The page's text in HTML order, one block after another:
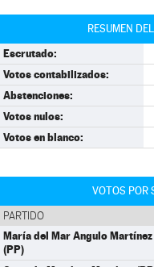
RESUMEN
Escrutado:
Votos contabilizados:
Abstenciones:
Votos nulos:
Votos en blanco:
VOTOS POR
PARTIDO
María del Mar Angulo Martínez
(PP)